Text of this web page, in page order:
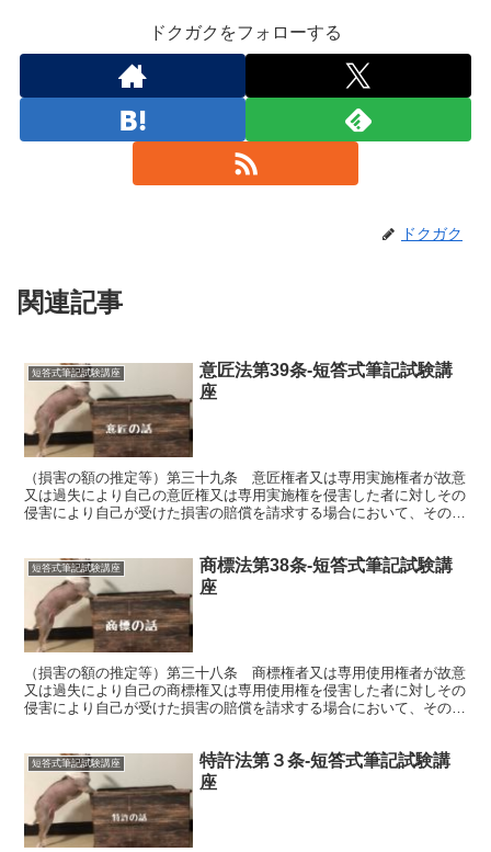
ドクガクをフォローする
ドクガク
関連記事
短答式筆記試験講座
意匠法第39条-短答式筆記試験講
座
（損害の額の推定等）第三十九条 意匠権者又は専用実施権者が故意
又は過失により自己の意匠権又は専用実施権を侵害した者に対しその
侵害により自己が受けた損害の賠償を請求する場合において、その者
短答式筆記試験講座
商標法第38条-短答式筆記試験講
座
（損害の額の推定等）第三十八条 商標権者又は専用使用権者が故意
又は過失により自己の商標権又は専用使用権を侵害した者に対しその
侵害により自己が受けた損害の賠償を請求する場合において、その者
短答式筆記試験講座
特許法第３条-短答式筆記試験講
座